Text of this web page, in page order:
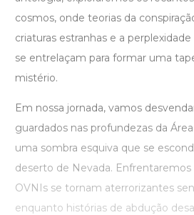
cosmos, onde teorias da
criaturas estranhas e a
se entrelaçam para formar uma
mistério.
Em nossa jornada, vamos
guardados nas profundezas da
uma sombra esquiva que se
deserto de Nevada.
OVNIs se tornam aterrorizantes
enquanto histórias de abdução